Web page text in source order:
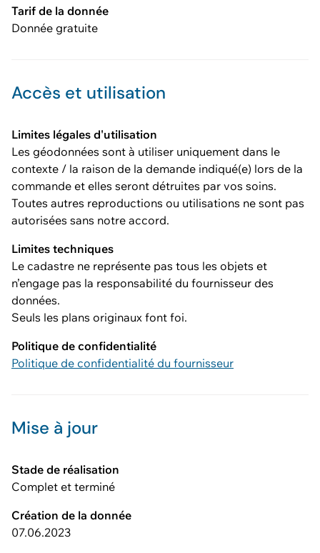
Tarif de la donnée
Donnée gratuite
Accès et utilisation
Limites légales d'utilisation
Les géodonnées sont à utiliser uniquement dans le
contexte / la raison de la demande indiqué(e) lors de la
commande et elles seront détruites par vos soins.
Toutes autres reproductions ou utilisations ne sont pas
autorisées sans notre accord.
Limites techniques
Le cadastre ne représente pas tous les objets et
n’engage pas la responsabilité du fournisseur des
données.
Seuls les plans originaux font foi.
Politique de confidentialité
Politique de confidentialité du fournisseur
Mise à jour
Stade de réalisation
Complet et terminé
Création de la donnée
07.06.2023